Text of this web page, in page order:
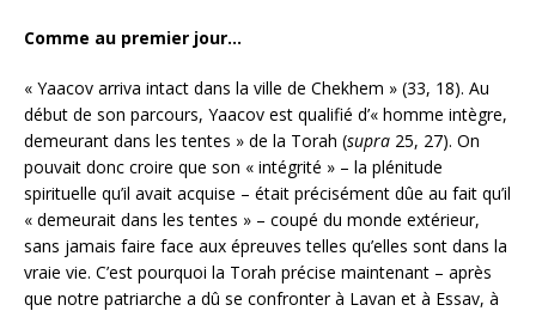
Comme au premier jour…
« Yaacov arriva intact dans la ville de Chekhem » (33, 18). Au
début de son parcours, Yaacov est qualifié d’« homme intègre,
demeurant dans les tentes » de la Torah (supra 25, 27). On
pouvait donc croire que son « intégrité » – la plénitude
spirituelle qu’il avait acquise – était précisément dûe au fait qu’il
« demeurait dans les tentes » – coupé du monde extérieur,
sans jamais faire face aux épreuves telles qu’elles sont dans la
vraie vie. C’est pourquoi la Torah précise maintenant – après
que notre patriarche a dû se confronter à Lavan et à Essav, à